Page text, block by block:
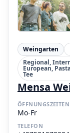
Weingarten
Regional,
European,
Tee
Mensa
ÖFFNUNGSZEITEN
Mo-Fr
TELEFON